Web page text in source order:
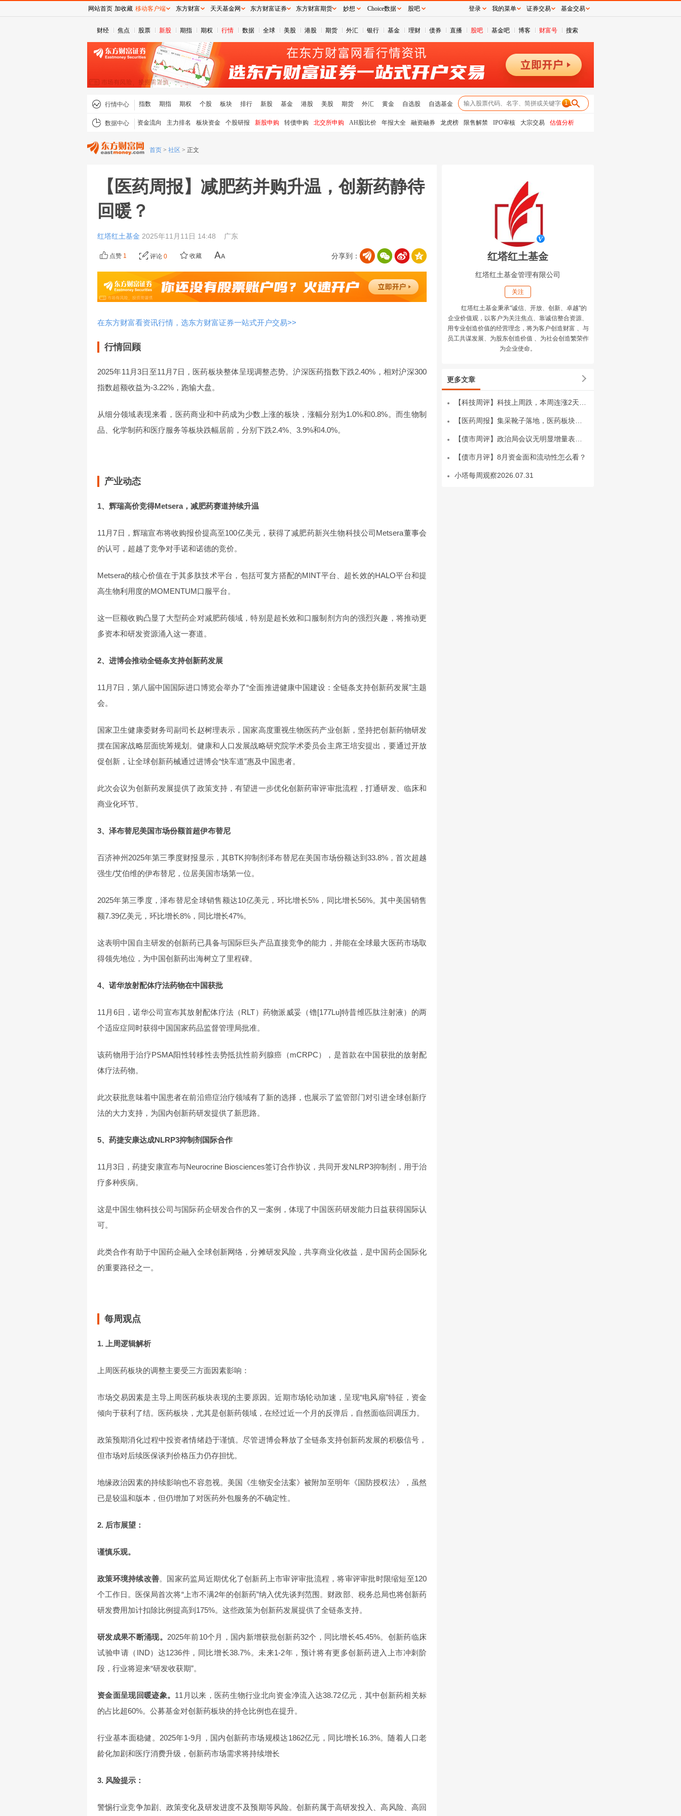
财经 焦点 股票 新股 期指 期权 行情 数据 全球 美股 港股 期货 外汇 银行 基金 理财 债券 直播 股吧 基金吧 博客 财富号 搜索
行情中心 指数 期指 期权 个股 板块 排行 新股 基金 港股 美股 期货 外汇 黄金 自选股 自选基金 1
数据中心 资金流向 主力排名 板块资金 个股研报 新股申购 转债申购 北交所申购 AH股比价 年报大全 融资融券 龙虎榜 限售解禁 IPO审核 大宗交易 估值分析
首页 > 社区 > 正文
【医药周报】减肥药并购升温，创新药静待
回暖？
红塔红土基金 2025年11月11日 14:48 广东
分享到：
点赞 1 评论 0 收藏
在东方财富看资讯行情，选东方财富证券一站式开户交易>>
行情回顾
2025年11月3日至11月7日，医药板块整体呈现调整态势。沪深医药指数下跌2.40%，相对沪深300
指数超额收益为-3.22%，跑输大盘。
从细分领域表现来看，医药商业和中药成为少数上涨的板块，涨幅分别为1.0%和0.8%。而生物制
品、化学制药和医疗服务等板块跌幅居前，分别下跌2.4%、3.9%和4.0%。
产业动态
1、辉瑞高价竞得Metsera，减肥药赛道持续升温
11月7日，辉瑞宣布将收购报价提高至100亿美元，获得了减肥药新兴生物科技公司Metsera董事会
的认可，超越了竞争对手诺和诺德的竞价。
Metsera的核心价值在于其多肽技术平台，包括可复方搭配的MINT平台、超长效的HALO平台和提
高生物利用度的MOMENTUM口服平台。
这一巨额收购凸显了大型药企对减肥药领域，特别是超长效和口服制剂方向的强烈兴趣，将推动更
多资本和研发资源涌入这一赛道。
2、进博会推动全链条支持创新药发展
11月7日，第八届中国国际进口博览会举办了“全面推进健康中国建设：全链条支持创新药发展”主题
会。
国家卫生健康委财务司副司长赵树理表示，国家高度重视生物医药产业创新，坚持把创新药物研发
摆在国家战略层面统筹规划。健康和人口发展战略研究院学术委员会主席王培安提出，要通过开放
促创新，让全球创新药械通过进博会“快车道”惠及中国患者。
此次会议为创新药发展提供了政策支持，有望进一步优化创新药审评审批流程，打通研发、临床和
商业化环节。
3、泽布替尼美国市场份额首超伊布替尼
百济神州2025年第三季度财报显示，其BTK抑制剂泽布替尼在美国市场份额达到33.8%，首次超越
强生/艾伯维的伊布替尼，位居美国市场第一位。
2025年第三季度，泽布替尼全球销售额达10亿美元，环比增长5%，同比增长56%。其中美国销售
额7.39亿美元，环比增长8%，同比增长47%。
这表明中国自主研发的创新药已具备与国际巨头产品直接竞争的能力，并能在全球最大医药市场取
得领先地位，为中国创新药出海树立了里程碑。
4、诺华放射配体疗法药物在中国获批
11月6日，诺华公司宣布其放射配体疗法（RLT）药物派威妥（镥[177Lu]特昔维匹肽注射液）的两
个适应症同时获得中国国家药品监督管理局批准。
该药物用于治疗PSMA阳性转移性去势抵抗性前列腺癌（mCRPC），是首款在中国获批的放射配
体疗法药物。
此次获批意味着中国患者在前沿癌症治疗领域有了新的选择，也展示了监管部门对引进全球创新疗
法的大力支持，为国内创新药研发提供了新思路。
5、药捷安康达成NLRP3抑制剂国际合作
11月3日，药捷安康宣布与Neurocrine Biosciences签订合作协议，共同开发NLRP3抑制剂，用于治
疗多种疾病。
这是中国生物科技公司与国际药企研发合作的又一案例，体现了中国医药研发能力日益获得国际认
可。
此类合作有助于中国药企融入全球创新网络，分摊研发风险，共享商业化收益，是中国药企国际化
的重要路径之一。
每周观点
1. 上周逻辑解析
上周医药板块的调整主要受三方面因素影响：
市场交易因素是主导上周医药板块表现的主要原因。近期市场轮动加速，呈现“电风扇”特征，资金
倾向于获利了结。医药板块，尤其是创新药领域，在经过近一个月的反弹后，自然面临回调压力。
政策预期消化过程中投资者情绪趋于谨慎。尽管进博会释放了全链条支持创新药发展的积极信号，
但市场对后续医保谈判价格压力仍存担忧。
地缘政治因素的持续影响也不容忽视。美国《生物安全法案》被附加至明年《国防授权法》，虽然
已是较温和版本，但仍增加了对医药外包服务的不确定性。
2. 后市展望：
谨慎乐观。
政策环境持续改善。国家药监局近期优化了创新药上市审评审批流程，将审评审批时限缩短至120
个工作日。医保局首次将“上市不满2年的创新药”纳入优先谈判范围。财政部、税务总局也将创新药
研发费用加计扣除比例提高到175%。这些政策为创新药发展提供了全链条支持。
研发成果不断涌现。 2025年前10个月，国内新增获批创新药32个，同比增长45.45%。创新药临床
试验申请（IND）达1236件，同比增长38.7%。未来1-2年，预计将有更多创新药进入上市冲刺阶
段，行业将迎来“研发收获期”。
资金面呈现回暖迹象。 11月以来，医药生物行业北向资金净流入达38.72亿元，其中创新药相关标
的占比超60%。公募基金对创新药板块的持仓比例也在提升。
行业基本面稳健。2025年1-9月，国内创新药市场规模达1862亿元，同比增长16.3%。随着人口老
龄化加剧和医疗消费升级，创新药市场需求将持续增长
3. 风险提示：
警惕行业竞争加剧、政策变化及研发进度不及预期等风险。创新药属于高研发投入、高风险、高回
红塔红土基金
红塔红土基金管理有限公司
关注
红塔红土基金秉承"诚信、开放、创新、卓越"的
企业价值观，以客户为关注焦点、靠诚信整合资源、
用专业创造价值的经营理念，将为客户创造财富 、与
员工共谋发展、为股东创造价值 、为社会创造繁荣作
为企业使命。
更多文章
【债市月评】8月资金面和流动性怎么看？
小塔每周观察2026.07.31
网站首页 加收藏 移动客户端 东方财富 天天基金网 东方财富证券 东方财富期货 妙想 Choice数据 股吧 登录 我的菜单 证券交易 基金交易